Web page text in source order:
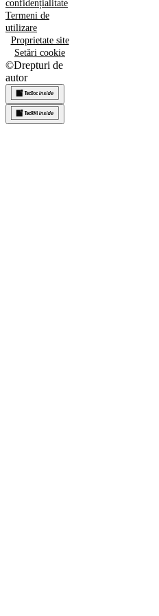
confidențialitate
Termeni de
utilizare
Proprietate site
Setări cookie
©Drepturi de
autor